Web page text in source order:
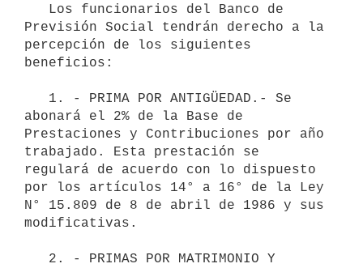
Previsión Social tendrán derecho a la
percepción de los siguientes
beneficios:
abonará el 2% de la Base de
Prestaciones y Contribuciones por año
trabajado. Esta prestación se
regulará de acuerdo con lo dispuesto
por los artículos 14° a 16° de la Ley
N° 15.809 de 8 de abril de 1986 y sus
modificativas.